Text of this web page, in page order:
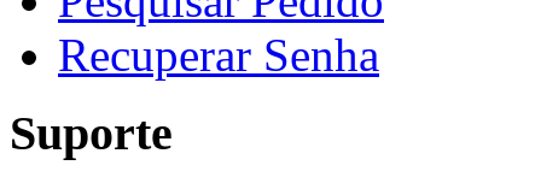
Recuperar Senha
Suporte